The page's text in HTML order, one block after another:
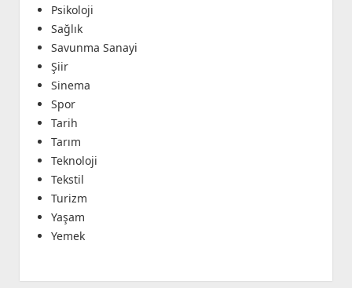
Psikoloji
Sağlık
Savunma Sanayi
Şiir
Sinema
Spor
Tarih
Tarım
Teknoloji
Tekstil
Turizm
Yaşam
Yemek